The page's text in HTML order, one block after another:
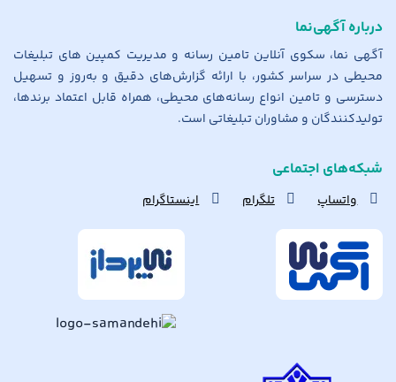
درباره آگهی‌نما
آگهی نما، سکوی آنلاین تامین رسانه و مدیریت کمپین های تبلیغات
محیطی در سراسر کشور، با ارائه گزارش‌های دقیق و به‌روز و تسهیل
دسترسی و تامین انواع رسانه‌های محیطی، همراه قابل اعتماد برندها،
تولیدکنندگان و مشاوران تبلیغاتی است.
شبکه‌های اجتماعی
واتساپ تلگرام اینستاگرام